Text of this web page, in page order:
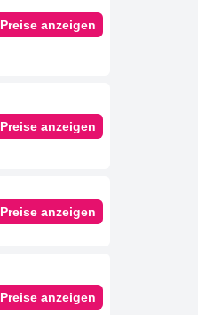
Preise anzeigen
Preise anzeigen
Preise anzeigen
Preise anzeigen